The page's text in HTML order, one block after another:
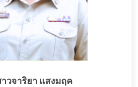
วจาริยา แสงมฤค